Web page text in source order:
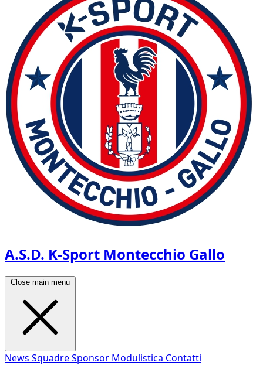
A.S.D. K-Sport Montecchio Gallo
Close main menu
News SquadreSponsor Modulistica Contatti